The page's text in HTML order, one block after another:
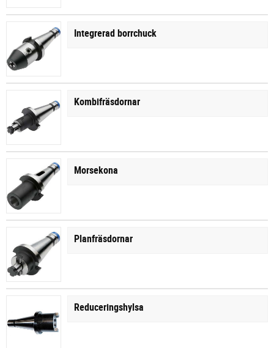
Integrerad borrchuck
Kombifräsdornar
Morsekona
Planfräsdornar
Reduceringshylsa